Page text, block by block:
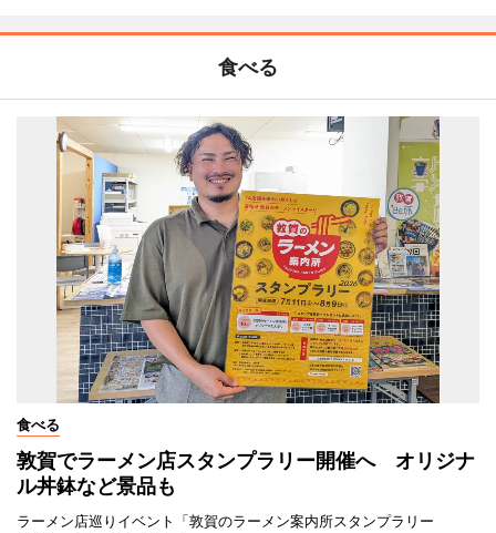
食べる
食べる
敦賀でラーメン店スタンプラリー開催へ オリジナ
ル丼鉢など景品も
ラーメン店巡りイベント「敦賀のラーメン案内所スタンプラリー